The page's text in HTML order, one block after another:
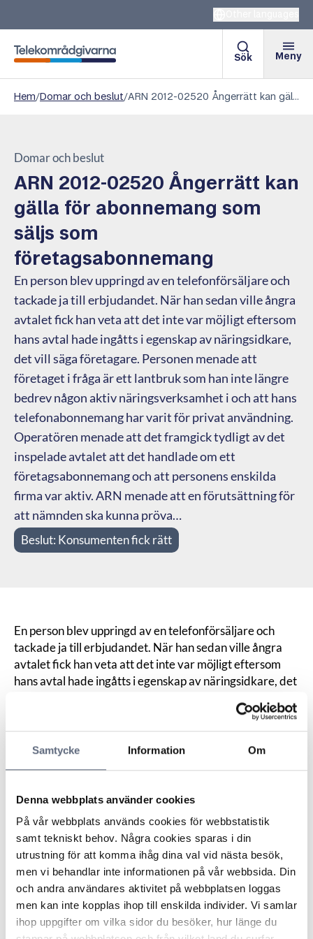
Samtycke Information Om
Denna webbplats använder cookies
På vår webbplats används cookies för webbstatistik
samt tekniskt behov. Några cookies sparas i din
utrustning för att komma ihåg dina val vid nästa besök,
men vi behandlar inte informationen på vår webbsida. Din
och andra användares aktivitet på webbplatsen loggas
men kan inte kopplas ihop till enskilda individer. Vi samlar
ihop uppgifter om vilka sidor du besöker, hur länge du
Telekområdgivarna
Sök Meny
Hem/Domar och beslut/ ARN 2012-02520 Ångerrätt kan gälla för abonnemang som säljs som företagsabonnemang
Domar och beslut
ARN 2012-02520 Ångerrätt kan
gälla för abonnemang som
säljs som
företagsabonnemang
En person blev uppringd av en telefonförsäljare och
tackade ja till erbjudandet. När han sedan ville ångra
avtalet fick han veta att det inte var möjligt eftersom
hans avtal hade ingåtts i egenskap av näringsidkare,
det vill säga företagare. Personen menade att
företaget i fråga är ett lantbruk som han inte längre
bedrev någon aktiv näringsverksamhet i och att hans
telefonabonnemang har varit för privat användning.
Operatören menade att det framgick tydligt av det
inspelade avtalet att det handlade om ett
företagsabonnemang och att personens enskilda
firma var aktiv. ARN menade att en förutsättning för
att nämnden ska kunna pröva…
Beslut: Konsumenten fick rätt
En person blev uppringd av en telefonförsäljare och
tackade ja till erbjudandet. När han sedan ville ångra
avtalet fick han veta att det inte var möjligt eftersom
hans avtal hade ingåtts i egenskap av näringsidkare, det
Personen menade att företaget i fråga är ett lantbruk
som han inte längre bedrev någon aktiv
näringsverksamhet i och att hans telefonabonnemang
handlade om ett företagsabonnemang och att
personens enskilda firma var aktiv.
ARN menade att en förutsättning för att nämnden ska
kunna pröva en tvist är att anmälaren är en konsument
som har en tvist med en näringsidkare. Definitionen för
en konsument är ”en fysisk person som handlar
huvudsakligen för ändamål som faller utanför
näringsverksamhet”.
I frågan om avtalet ingåtts i egenskap av konsument